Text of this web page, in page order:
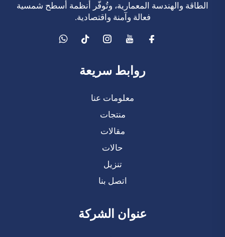
الطاقة والهندسة المعمارية، وتُوفّر أنظمة أسطح شمسية
فعالة وآمنة واقتصادية.
روابط سريعة
معلومات عنا
منتجات
مقالات
حالات
تنزيل
اتصل بنا
عنوان الشركة